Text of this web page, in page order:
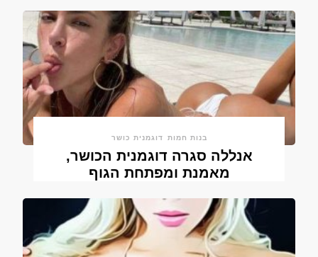
בנות חמות דוגמנית כושר
אנללה סגרה דוגמנית הכושר,
מאמנת ומפתחת הגוף